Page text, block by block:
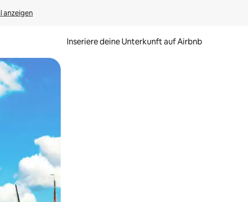
anzeigen
Inseriere deine Unterkunft auf Airbnb
Berühren oder Wischgesten.